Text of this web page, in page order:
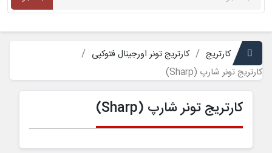
کارتریج
کارتریج تونر اورجینال فتوکپی
کارتریج تونر شارپ (Sharp)
کارتریج تونر شارپ (Sharp)